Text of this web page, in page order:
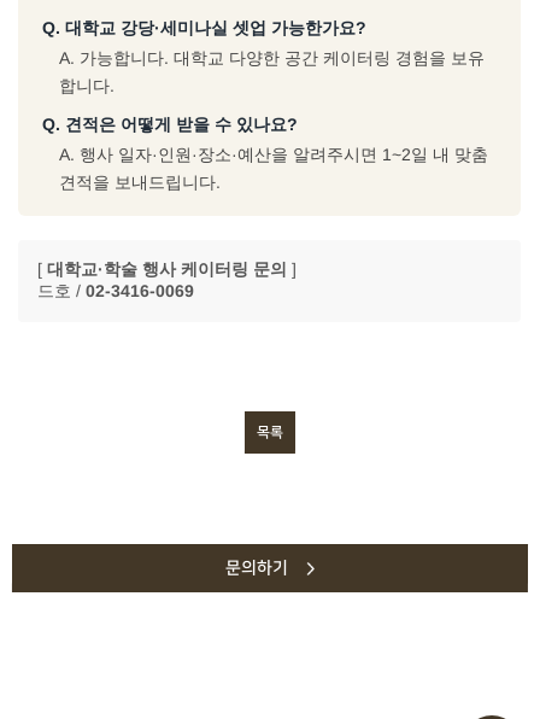
Q. 대학교 강당·세미나실 셋업 가능한가요?
A. 가능합니다. 대학교 다양한 공간 케이터링 경험을 보유
합니다.
Q. 견적은 어떻게 받을 수 있나요?
A. 행사 일자·인원·장소·예산을 알려주시면 1~2일 내 맞춤
견적을 보내드립니다.
[대학교·학술 행사 케이터링 문의 ]
드호 / 02-3416-0069
목록
문의하기